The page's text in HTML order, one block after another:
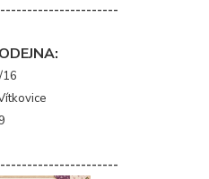
16